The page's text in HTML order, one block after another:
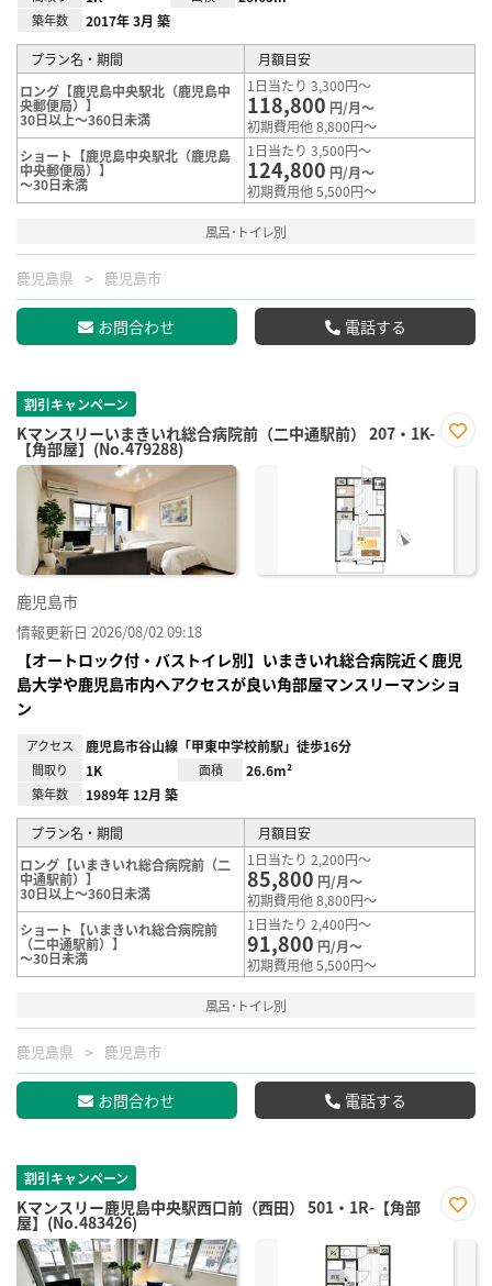
築年数 2017年 3月 築
プラン名・期間
月額目安
ロング【鹿児島中央駅北（鹿児島中
央郵便局）】
30日以上～360日未満
1日当たり 3,300円～
118,800 円/月～
初期費用他 8,800円～
ショート【鹿児島中央駅北（鹿児島
中央郵便局）】
～30日未満
1日当たり 3,500円～
124,800 円/月～
初期費用他 5,500円～
風呂･トイレ別
鹿児島県 鹿児島市
お問合わせ 電話する
割引キャンペーン
Kマンスリーいまきいれ総合病院前（二中通駅前） 207・1K-
【角部屋】(No.479288)
に入
鹿児島市
情報更新日 2026/08/02 09:18
【オートロック付・バストイレ別】いまきいれ総合病院近く鹿児
島大学や鹿児島市内へアクセスが良い角部屋マンスリーマンショ
ン
アクセス 鹿児島市谷山線「甲東中学校前駅」徒歩16分
間取り 1K 面積 26.6m²
築年数 1989年 12月 築
プラン名・期間
月額目安
ロング【いまきいれ総合病院前（二
中通駅前）】
30日以上～360日未満
1日当たり 2,200円～
85,800 円/月～
初期費用他 8,800円～
ショート【いまきいれ総合病院前
（二中通駅前）】
～30日未満
1日当たり 2,400円～
91,800 円/月～
初期費用他 5,500円～
風呂･トイレ別
鹿児島県 鹿児島市
お問合わせ 電話する
割引キャンペーン
Kマンスリー鹿児島中央駅西口前（西田） 501・1R-【角部
屋】(No.483426)
に入